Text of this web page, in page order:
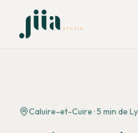
Caluire-et-Cuire ·5 min de